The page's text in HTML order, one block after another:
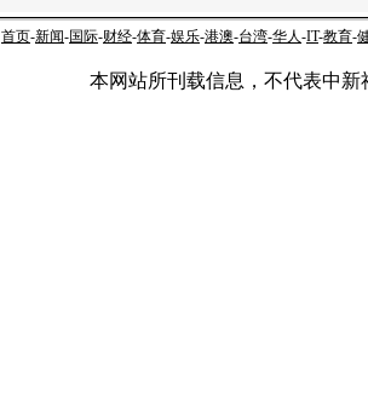
首页-新闻-国际-财经-体育-娱乐-港澳-台湾-华人-IT-教育-
本网站所刊载信息，不代表中